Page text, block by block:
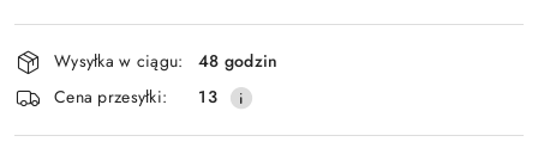
Dostępność
i
dostawa
Wysyłka w ciągu:
48 godzin
Cena przesyłki:
13